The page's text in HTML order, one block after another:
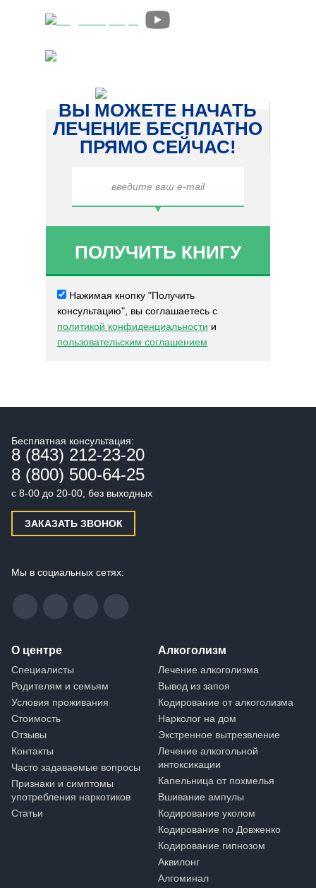
ВЫ МОЖЕТЕ НАЧАТЬ
ЛЕЧЕНИЕ БЕСПЛАТНО
ПРЯМО СЕЙЧАС!
Нажимая кнопку "Получить
консультацию", вы соглашаетесь с
политикой конфиденциальности и
пользовательским соглашением
Бесплатная консультация:
8 (843) 212-23-20
8 (800) 500-64-25
с 8-00 до 20-00, без выходных
ЗАКАЗАТЬ ЗВОНОК
Мы в социальных сетях:
О центре
Специалисты
Родителям и семьям
Условия проживания
Стоимость
Отзывы
Контакты
Часто задаваемые вопросы
Признаки и симптомы
употребления наркотиков
Статьи
Алкоголизм
Лечение алкоголизма
Вывод из запоя
Кодирование от алкоголизма
Нарколог на дом
Экстренное вытрезвление
Лечение алкогольной
интоксикации
Капельница от похмелья
Вшивание ампулы
Кодирование уколом
Кодирование по Довженко
Кодирование гипнозом
Аквилонг
Алгоминал